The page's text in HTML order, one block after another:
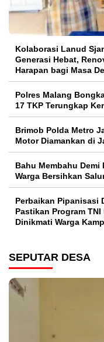
Kolaborasi Lanud
Generasi Hebat,
Harapan bagi Masa
Polres Malang
17 TKP Terungkap
Brimob Polda Metro
Motor Diamankan di
Bahu Membahu Demi
Warga Bersihkan
Perbaikan Pipanisasi
Pastikan Program
Dinikmati Warga
SEPUTAR DESA